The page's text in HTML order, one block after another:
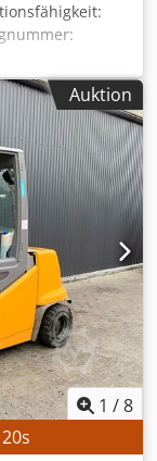
Masttyp:Triplex,
, Kein
Gebot!
Bauhöhe: 2.125
Rsk
mit Freihub
Ah
Auktion
1 /8
18s